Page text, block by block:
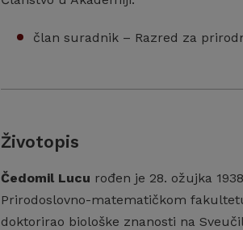
član suradnik – Razred za
Životopis
Čedomil Lucu rođen je 28. ožujka
Prirodoslovno-matematičkom
doktorirao biološke znanosti na